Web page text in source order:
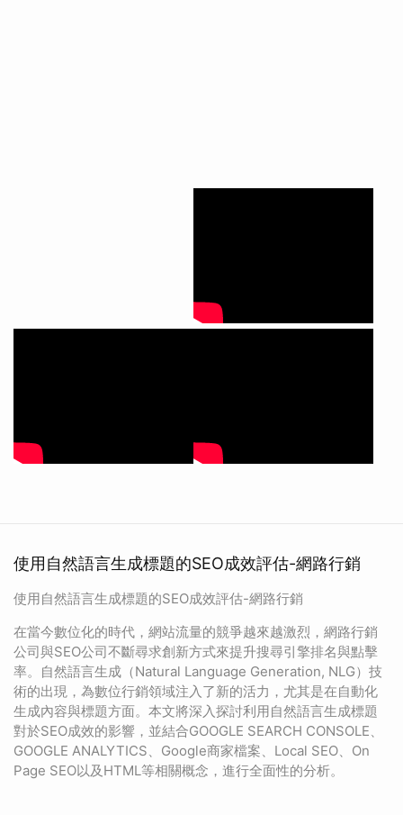
使用自然語言生成標題的SEO成效評估-網路行銷
使用自然語言生成標題的SEO成效評估-網路行銷
在當今數位化的時代，網站流量的競爭越來越激烈，網路行銷
公司與SEO公司不斷尋求創新方式來提升搜尋引擎排名與點擊
率。自然語言生成（Natural Language Generation, NLG）技
術的出現，為數位行銷領域注入了新的活力，尤其是在自動化
生成內容與標題方面。本文將深入探討利用自然語言生成標題
對於SEO成效的影響，並結合GOOGLE SEARCH CONSOLE、
GOOGLE ANALYTICS、Google商家檔案、Local SEO、On
Page SEO以及HTML等相關概念，進行全面性的分析。